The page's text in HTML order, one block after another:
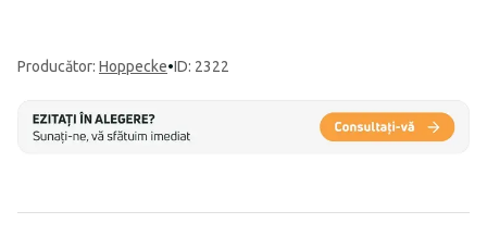
Producător: Hoppecke•ID: 2322